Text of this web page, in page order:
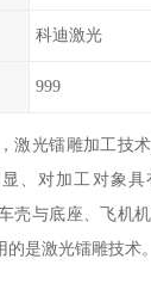
科迪激光
999
激光镭雕加工技
、对加工对象
壳与底座、飞机
是激光镭雕技术